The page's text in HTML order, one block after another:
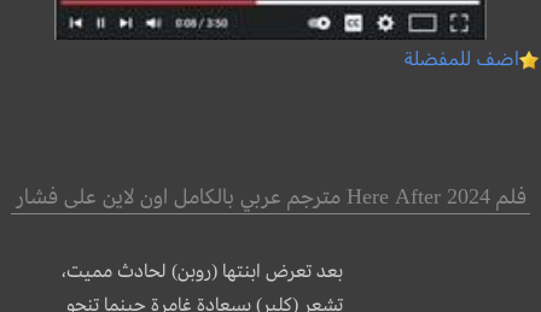
اضف للمفضلة
فلم Here After 2024 مترجم عربي بالكامل اون لاين على فشار
بعد تعرض ابنتها (روبن) لحادث مميت،
تشعر (كلير) بسعادة غامرة حينما تنجو